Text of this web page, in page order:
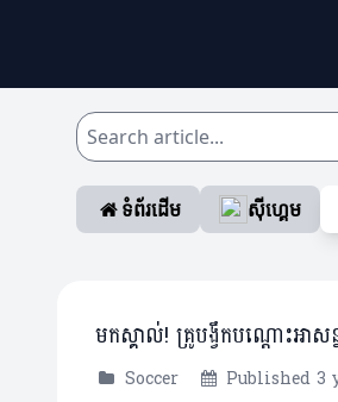
ទំព័រដើម ស៊ីហ្គេម
មកស្គាល់! គ្រូបង្វឹកបណ្តោះអា
Soccer Published 3